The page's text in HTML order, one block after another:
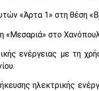
«Άρτα 1» στη θέση
«Μεσαριά» στο
ενέργειας με τη
ηλεκτρικής